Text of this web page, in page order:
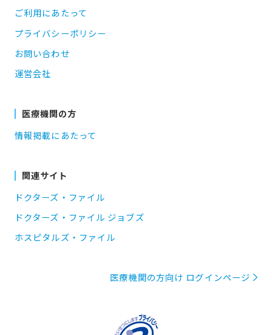
ご利用にあたって
プライバシーポリシー
お問い合わせ
運営会社
医療機関の方
情報掲載にあたって
関連サイト
ドクターズ・ファイル
ドクターズ・ファイル ジョブズ
ホスピタルズ・ファイル
医療機関の方向け ログインページ